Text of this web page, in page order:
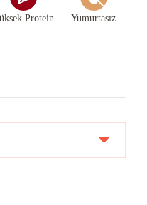
Protein Yumurtasız